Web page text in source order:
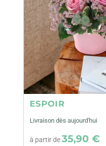
ESPOIR
Livraison dès aujourd'hui
à partir de35,90 €